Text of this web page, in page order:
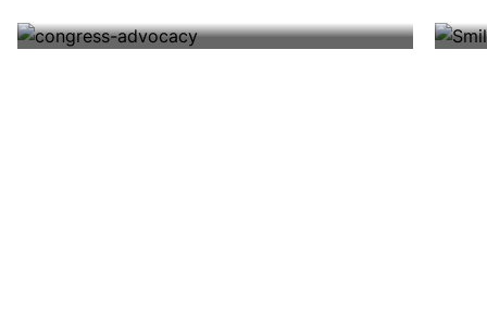
Image
eventos anteriores de Pregunte a los
Image